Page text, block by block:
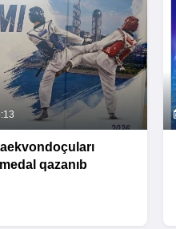
qazanıb